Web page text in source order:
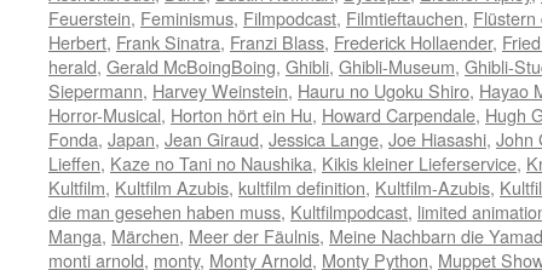
Feuerstein, Feminismus, Filmpodcast, Filmtieftauchen, Flüstern
Herbert, Frank Sinatra, Franzi Blass, Frederick Hollaender,
herald, Gerald McBoingBoing, Ghibli, Ghibli-Museum, Ghibli-
Siepermann, Harvey Weinstein, Hauru no Ugoku Shiro, Hayao
Horror-Musical, Horton hört ein Hu, Howard Carpendale, Hugh
Fonda, Japan, Jean Giraud, Jessica Lange, Joe Hiasashi, John
Lieffen, Kaze no Tani no Naushika, Kikis kleiner Lieferservice,
Kultfilm, Kultfilm Azubis, kultfilm definition, Kultfilm-Azubis,
die man gesehen haben muss, Kultfilmpodcast, limited
Manga, Märchen, Meer der Fäulnis, Meine Nachbarn die
monti arnold, monty, Monty Arnold, Monty Python, Muppet Show